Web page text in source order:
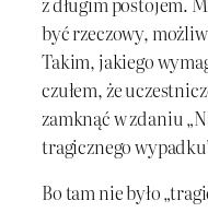
być rzeczowy,
Takim, jakiego
czułem, że
zamknąć w zdaniu
tragicznego
Bo tam nie było